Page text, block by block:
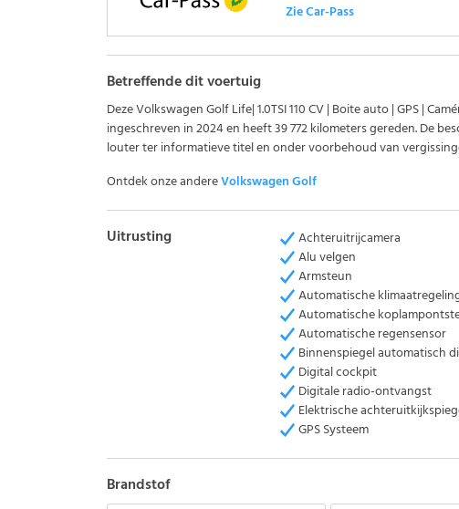
Zie Car-Pass
Betreffende dit voertuig
Deze Volkswagen Golf Life| 1.0TSI 110 CV | Boite auto | GPS |
ingeschreven in 2024 en heeft 39 772 kilometers gereden. De
louter ter informatieve titel en onder voorbehoud van
Ontdek onze andereVolkswagen Golf
Uitrusting
Achteruitrijcamera
Alu velgen
Armsteun
Automatische
Automatische
Automatische regensensor
Binnenspiegel automatisch
Digital cockpit
Digitale radio-ontvangst
Elektrische
GPS Systeem
Brandstof